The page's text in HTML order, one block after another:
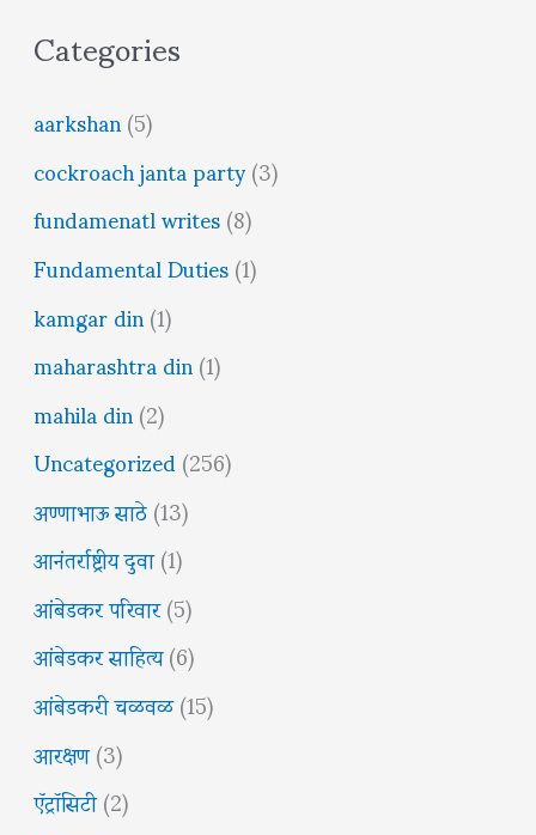
Categories
aarkshan(5)
cockroach janta party(3)
fundamenatl writes(8)
Fundamental Duties(1)
kamgar din(1)
maharashtra din(1)
mahila din(2)
Uncategorized(256)
अण्णाभाऊ साठे(13)
आनंतर्राष्ट्रीय दुवा(1)
आंबेडकर परिवार(5)
आंबेडकर साहित्य(6)
आंबेडकरी चळवळ(15)
आरक्षण(3)
ऍट्रॉसिटी(2)